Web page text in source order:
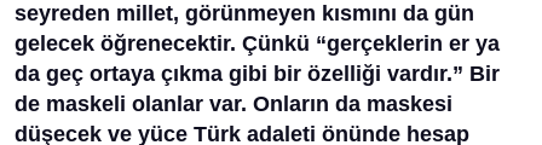
seyreden millet, görünmeyen kısmını da gün
gelecek öğrenecektir. Çünkü “gerçeklerin er ya
da geç ortaya çıkma gibi bir özelliği vardır.” Bir
de maskeli olanlar var. Onların da maskesi
düşecek ve yüce Türk adaleti önünde hesap